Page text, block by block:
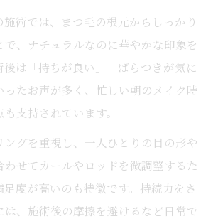
施術では、まつ毛の根元からしっかり
で、ナチュラルなのに華やかな印象を
は「持ちが良い」「ばらつきが気に
ったお声が多く、忙しい朝のメイク時
支持されています。
ングを重視し、一人ひとりの目の形や
わせてカールやロッドを微調整するた
度が高いのも特徴です。持続力をさ
は、施術後の摩擦を避けるなど日常で